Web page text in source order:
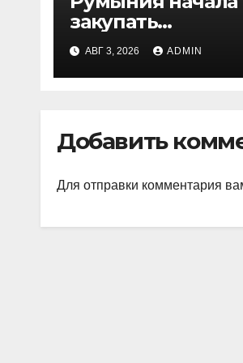
закупать
электроэнергию
на Украине из-за
дефицита
АВГ 3, 2026 ADMIN
Добавить
Для отправки комментария